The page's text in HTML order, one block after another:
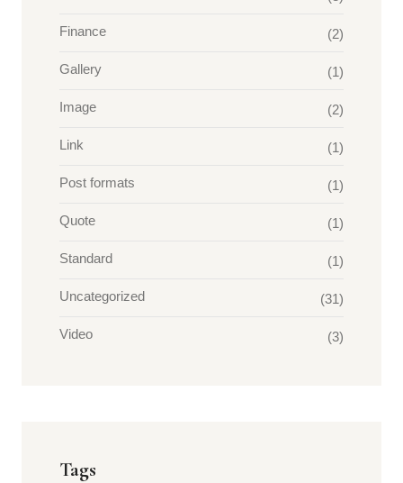
Finance (2)
Gallery (1)
Image (2)
Link (1)
Post formats (1)
Quote (1)
Standard (1)
Uncategorized (31)
Video (3)
Tags